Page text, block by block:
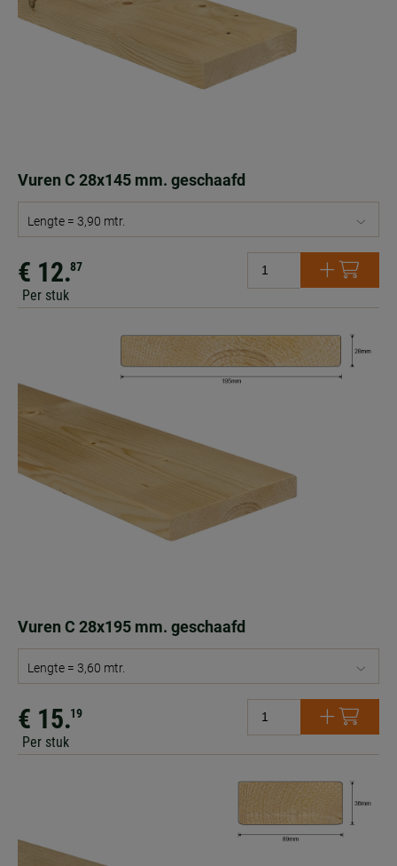
Vuren C 28x145 mm. geschaafd
Lengte = 3,90 mtr.
€ 12.87
Per stuk
Vuren C 28x195 mm. geschaafd
Lengte = 3,60 mtr.
€ 15.19
Per stuk